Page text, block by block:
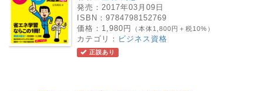
発売： 2017年03月09日
ISBN： 9784798152769
価格： 1,980円 （本体1,800円＋税10%）
カテゴリ： ビジネス資格
正誤あり